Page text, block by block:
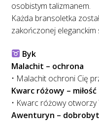
osobistym talizmanem.
Każda bransoletka
zakończonej eleganckim
Byk
Malachit – ochrona
• Malachit ochroni Cię
Kwarc różowy – miłość
• Kwarc różowy otworzy
Awenturyn – dobrobyt